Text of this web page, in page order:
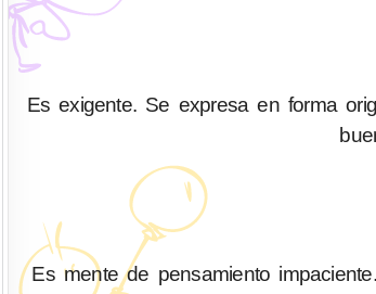
Es exigente. Se expresa en forma
Es mente de pensamiento